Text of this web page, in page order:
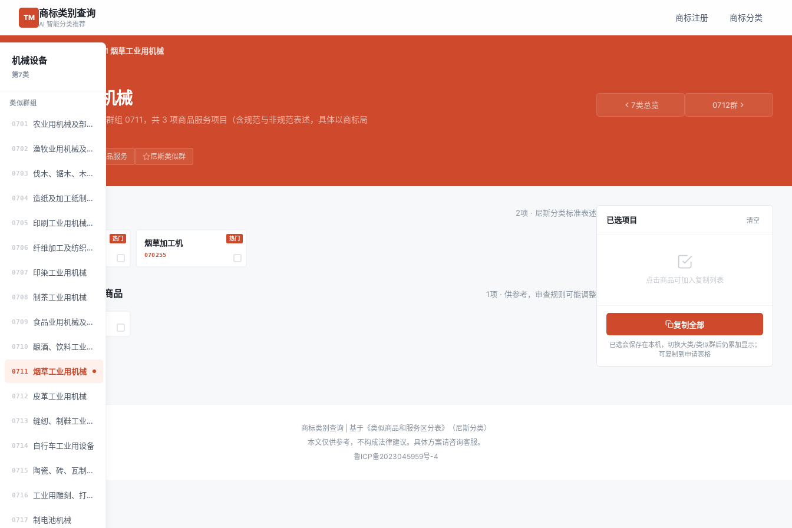
TM 商标类别查询
AI 智能分类推荐
商标注册 商标分类
机械设备
第7类
类似群组
0701 农业用机械及部件（不包括小农具）
0702 渔牧业用机械及器具
0703 伐木、锯木、木材加工及火柴生产用机械及器具
0704 造纸及加工纸制品工业用机械及器具
0705 印刷工业用机械及器具
0706 纤维加工及纺织、针织工业用机械及部件
0707 印染工业用机械
0708 制茶工业用机械
0709 食品业用机械及部件
0710 酿酒、饮料工业用机械
0711 烟草工业用机械
0712 皮革工业用机械
0713 缝纫、制鞋工业用机械
0714 自行车工业用设备
0715 陶瓷、砖、瓦制造机械
0716 工业用雕刻、打标机械
0717 制电池机械
0711 烟草工业用机械
0711
烟草工业用机械
第7类「机械设备」类似群组 0711，共 3 项商品服务项目（含规范与非规范表述，具体以商标局
3项商品服务 尼斯类似群
7类总览 0712群
2项 · 尼斯分类标准表述
工业用卷烟机 热门 烟草加工机
070255
热门
新增可网报的非规范商品 1项 · 供参考，审查规则可能调整
香烟制造机
已选项目 清空
点击商品可加入复制列表
复制全部
已选会保存在本机，切换大类/类似群后仍累加显示；
可复制到申请表格
商标类别查询 | 基于《类似商品和服务区分表》（尼斯分类）
本文仅供参考，不构成法律建议。具体方案请咨询客服。
鲁ICP备2023045959号-4